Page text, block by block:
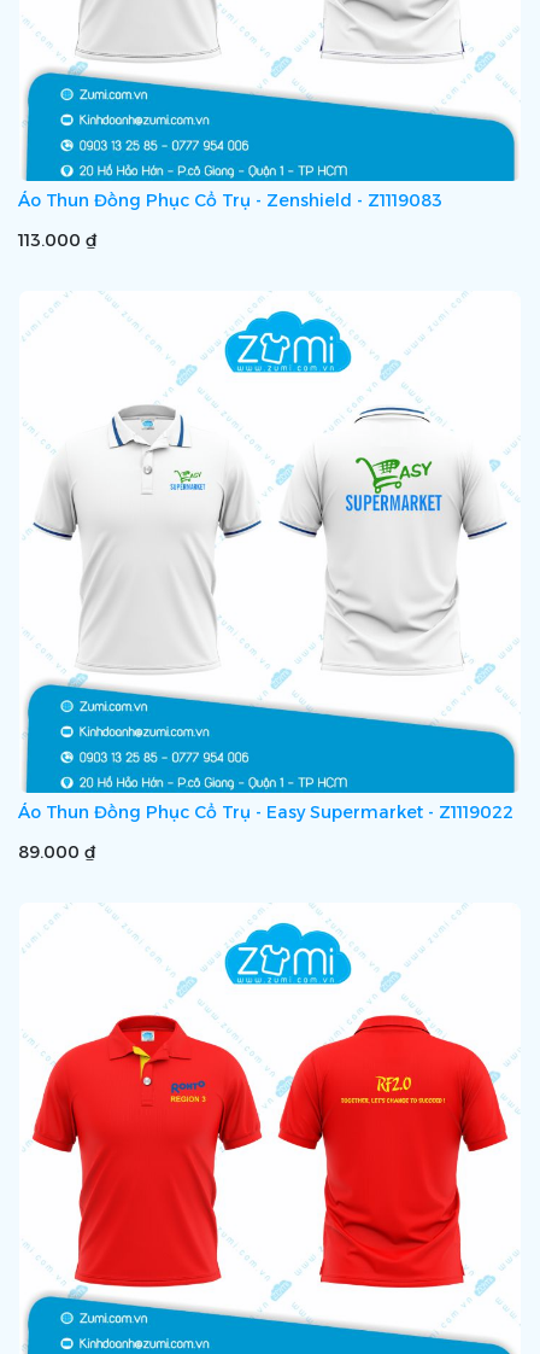
Áo Thun Đồng Phục Cổ Trụ - Zenshield - Z1119083
113.000 ₫
Áo Thun Đồng Phục Cổ Trụ - Easy Supermarket - Z1119022
89.000 ₫